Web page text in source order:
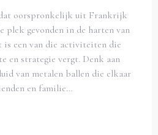
dat oorspronkelijk uit Frankrijk
plek gevonden in de harten van
is een van die activiteiten die
en strategie vergt. Denk aan
van metalen ballen die elkaar
en familie…